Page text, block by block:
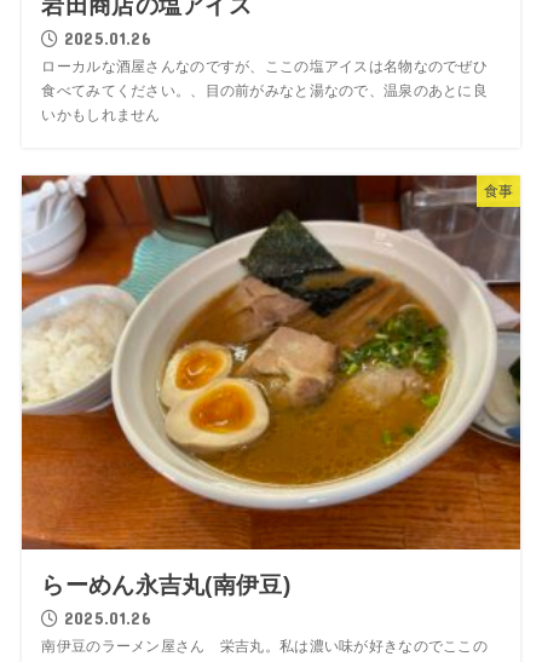
岩田商店の塩アイス
2025.01.26
ローカルな酒屋さんなのですが、ここの塩アイスは名物なのでぜひ
食べてみてください。、目の前がみなと湯なので、温泉のあとに良
いかもしれません
食事
らーめん永吉丸(南伊豆)
2025.01.26
南伊豆のラーメン屋さん 栄吉丸。私は濃い味が好きなのでここの